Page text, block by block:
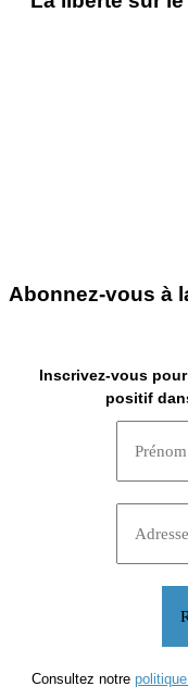
Abonnez-vous à
Inscrivez-vous
positif
Consultez notre